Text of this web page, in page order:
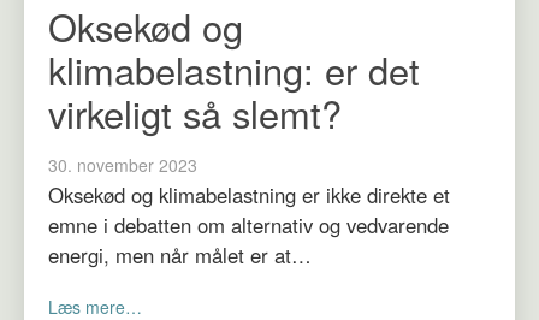
Oksekød og
klimabelastning: er det
virkeligt så slemt?
30. november 2023
Oksekød og klimabelastning er ikke direkte et
emne i debatten om alternativ og vedvarende
energi, men når målet er at…
Læs mere…